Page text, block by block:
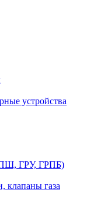
устройства
ГРУ, ГРПБ)
клапаны газа